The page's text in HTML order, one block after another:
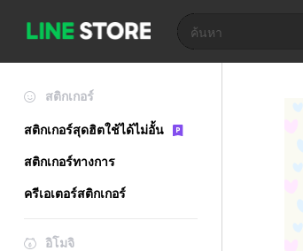
สติกเกอร์
สติกเกอร์สุดฮิตใช้ได้ไม่อั้น
สติกเกอร์ทางการ
ครีเอเตอร์สติกเกอร์
อิโมจิ